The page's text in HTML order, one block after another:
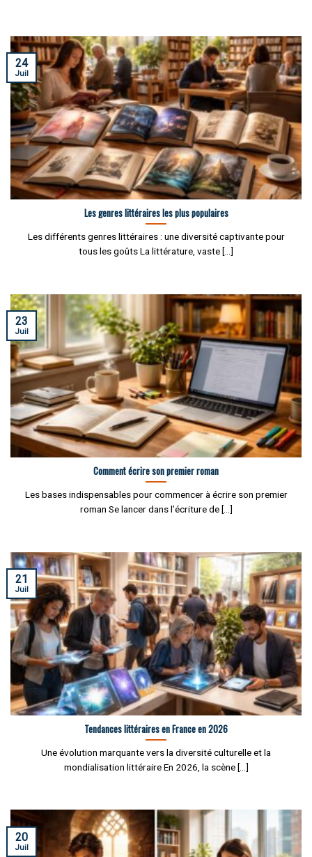
Les genres littéraires les plus populaires
Les différents genres littéraires : une diversité captivante pour
tous les goûts La littérature, vaste [...]
24
Juil
Comment écrire son premier roman
Les bases indispensables pour commencer à écrire son premier
roman Se lancer dans l’écriture de [...]
23
Juil
Tendances littéraires en France en 2026
Une évolution marquante vers la diversité culturelle et la
mondialisation littéraire En 2026, la scène [...]
21
Juil
20
Juil